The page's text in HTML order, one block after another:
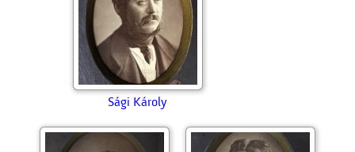
Ócsai János